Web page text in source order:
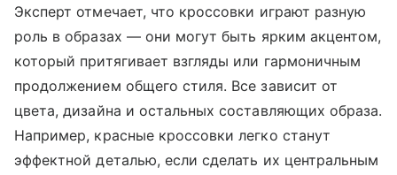
Эксперт отмечает, что кроссовки играют разную
роль в образах — они могут быть ярким акцентом,
который притягивает взгляды или гармоничным
продолжением общего стиля. Все зависит от
цвета, дизайна и остальных составляющих образа.
Например, красные кроссовки легко станут
эффектной деталью, если сделать их центральным